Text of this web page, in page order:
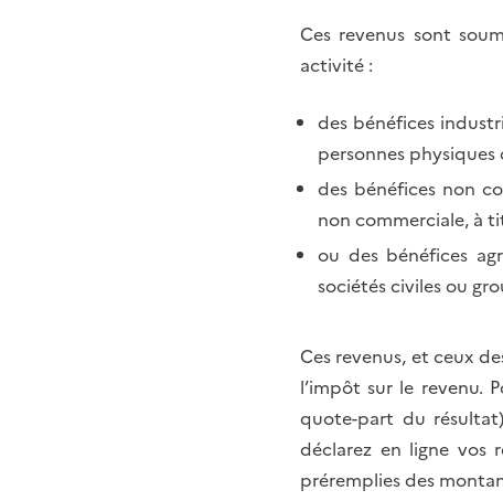
Ces revenus sont
activité :
des bénéfices
personnes
des bénéfices non
non commerciale, à
ou des bénéfices
sociétés civiles ou
Ces revenus, et ceux
l’impôt sur le revenu.
quote-part du
déclarez en ligne vos
préremplies des